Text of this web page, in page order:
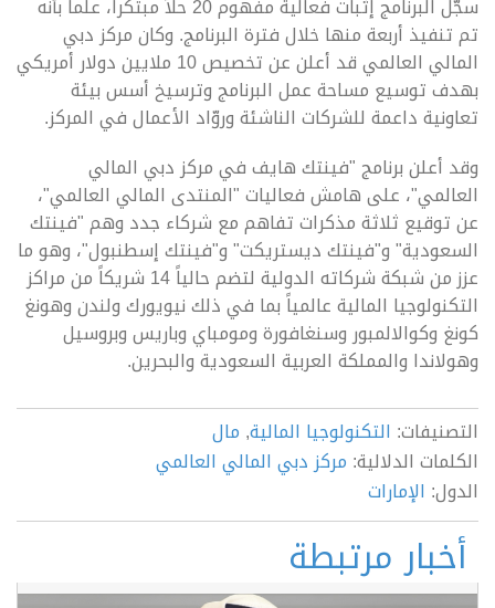
سجّل البرنامج إثبات فعالية مفهوم 20 حلاً مبتكراً، علماً بأنه
تم تنفيذ أربعة منها خلال فترة البرنامج. وكان مركز دبي
المالي العالمي قد أعلن عن تخصيص 10 ملايين دولار أمريكي
بهدف توسيع مساحة عمل البرنامج وترسيخ أسس بيئة
تعاونية داعمة للشركات الناشئة وروّاد الأعمال في المركز.
وقد أعلن برنامج "فينتك هايف في مركز دبي المالي
العالمي"، على هامش فعاليات "المنتدى المالي العالمي"،
عن توقيع ثلاثة مذكرات تفاهم مع شركاء جدد وهم "فينتك
السعودية" و"فينتك ديستريكت" و"فينتك إسطنبول"، وهو ما
عزز من شبكة شركاته الدولية لتضم حالياً 14 شريكاً من مراكز
التكنولوجيا المالية عالمياً بما في ذلك نيويورك ولندن وهونغ
كونغ وكوالالمبور وسنغافورة ومومباي وباريس وبروسيل
وهولاندا والمملكة العربية السعودية والبحرين.
التصنيفات:التكنولوجيا المالية,مال
الكلمات الدلالية:مركز دبي المالي العالمي
الدول:الإمارات
أخبار مرتبطة